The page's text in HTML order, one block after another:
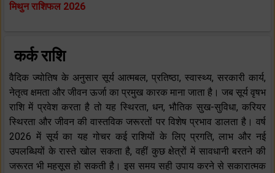
मिथुन राशिफल 2026
कर्क राशि
वैदिक ज्योतिष के अनुसार सूर्य आत्मबल, प्रतिष्ठा, स्वास्थ्य, सरकारी कार्य,
नेतृत्व क्षमता और जीवन ऊर्जा का प्रमुख कारक माना जाता है। जब सूर्य वृषभ
राशि में प्रवेश करता है तो यह स्थिरता, धन, भौतिक सुख-सुविधा, करियर
स्थिरता और जीवन की वास्तविक जरूरतों पर विशेष प्रभाव डालता है। वर्ष
2026 में सूर्य का यह गोचर कई राशियों के लिए प्रगति, लाभ और नई
उपलब्धियों के रास्ते खोल सकता है, वहीं कुछ क्षेत्रों में सावधानी बरतने की
जरूरत भी महसूस हो सकती है। इस समय सही उपाय करने से सकारात्मक